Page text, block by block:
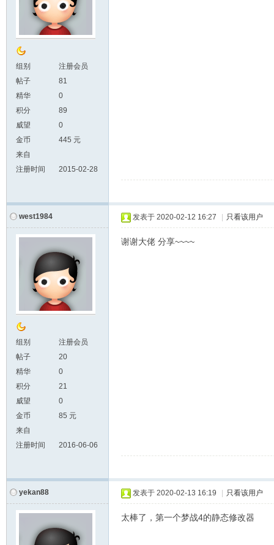
组别
注册会员
帖子
81
精华
0
积分
89
威望
0
金币
445 元
来自
注册时间
2015-02-28
west1984
组别
注册会员
帖子
20
精华
0
积分
21
威望
0
金币
85 元
来自
注册时间
2016-06-06
发表于 2020-02-12 16:27 只看该用户
谢谢大佬 分享~~~~
yekan88 发表于 2020-02-13 16:19 只看该用户
太棒了，第一个梦战4的静态修改器